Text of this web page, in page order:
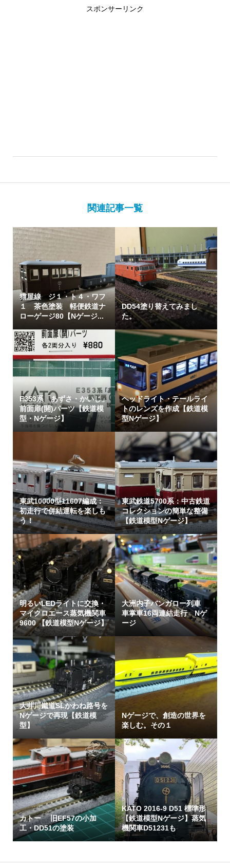
スポンサーリンク
関連記事一覧
猫屋線 ジ１・ト４・ワフ
１ 茶色塗装 軽便鉄道ナ
ローゲージ80【Nゲージ...
DD54塗り替えてみまし
た。
E353系「あずさ・かいじ」
前面扉(開)パーツ【鉄道模
型・Nゲージ】
ヘッドライト・テールライ
トのレンズを作成【鉄道模
型Nゲージ】
東武10000型11607編成：
初走行で併結運転を楽しも
う！
東武鉄道5700系：中古鉄道
コレクションの簡単な整備
【鉄道模型Nゲージ】
明るいLEDライトに交換・
マイクロエース蒸気機関車
9600 【鉄道模型Nゲージ】
大洲内子バンガロー列車
車掌車16両連結走行 Nゲ
ージ
大井川鐵道SLかわね路号を
Nゲージで再現【鉄道模
型】
Nゲージで、創造の世界を
楽しむ。その１
カトー 旧EF57の小加
工・DD51の塗装
KATO 2016-9 D51 標準形
【鉄道模型Nゲージ】蒸気
機関車D51231も